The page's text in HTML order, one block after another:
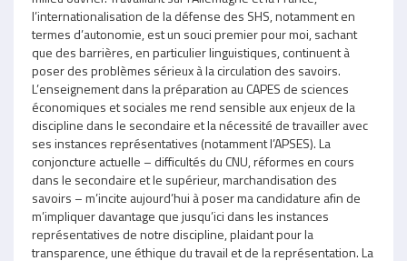
l’internationalisation de la défense des SHS, notamment en
termes d’autonomie, est un souci premier pour moi, sachant
que des barrières, en particulier linguistiques, continuent à
poser des problèmes sérieux à la circulation des savoirs.
L’enseignement dans la préparation au CAPES de sciences
économiques et sociales me rend sensible aux enjeux de la
discipline dans le secondaire et la nécessité de travailler avec
ses instances représentatives (notamment l’APSES). La
conjoncture actuelle – difficultés du CNU, réformes en cours
dans le secondaire et le supérieur, marchandisation des
savoirs – m’incite aujourd’hui à poser ma candidature afin de
m’impliquer davantage que jusqu’ici dans les instances
représentatives de notre discipline, plaidant pour la
transparence, une éthique du travail et de la représentation. La